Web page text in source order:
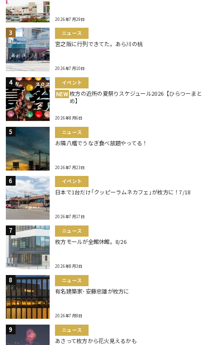
2026年7月29日
ニュース
宮之阪に行列できてた。あら川の桃
2026年7月10日
イベント
NEW 枚方の近所の夏祭りスケジュール2026【ひらつーまと
め】
2026年8月6日
ニュース
お隣八幡でうなぎ食べ放題やってる！
2026年7月23日
イベント
日本で1台だけ｢クッピーラムネカフェ｣が枚方に！7/18
2026年7月17日
ニュース
枚方モールが全館休館。8/26
2026年8月3日
ニュース
有名建築家･安藤忠雄が枚方に
2026年7月8日
ニュース
あさって枚方から花火見えるかも